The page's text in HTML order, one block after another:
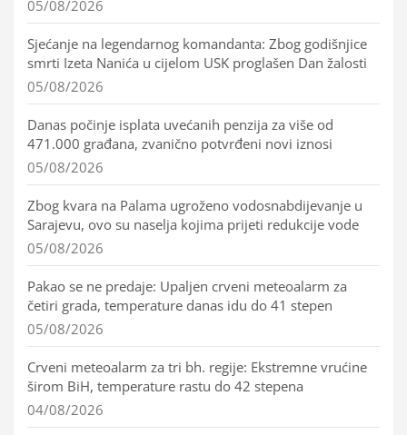
05/08/2026
Sjećanje na legendarnog komandanta: Zbog godišnjice
smrti Izeta Nanića u cijelom USK proglašen Dan žalosti
05/08/2026
Danas počinje isplata uvećanih penzija za više od
471.000 građana, zvanično potvrđeni novi iznosi
05/08/2026
Zbog kvara na Palama ugroženo vodosnabdijevanje u
Sarajevu, ovo su naselja kojima prijeti redukcije vode
05/08/2026
Pakao se ne predaje: Upaljen crveni meteoalarm za
četiri grada, temperature danas idu do 41 stepen
05/08/2026
Crveni meteoalarm za tri bh. regije: Ekstremne vrućine
širom BiH, temperature rastu do 42 stepena
04/08/2026